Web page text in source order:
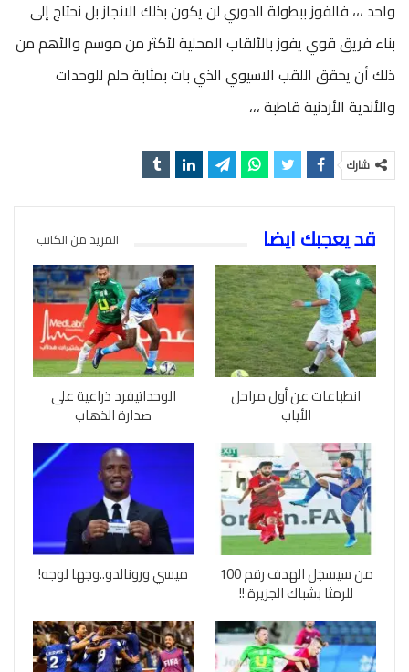
واحد ،،، فالفوز ببطولة الدوري لن يكون بذلك الانجاز بل نحتاج إلى
بناء فريق قوي يفوز بالألقاب المحلية لأكثر من موسم والأهم من
ذلك أن يحقق اللقب الاسيوي الذي بات بمثابة حلم للوحدات
والأندية الأردنية قاطبة ،،،
شارك
قد يعجبك ايضا المزيد من الكاتب
انطباعات عن أول مراحل
الأياب
الوحداتيفرد ذراعية على
صدارة الذهاب
من سيسجل الهدف رقم 100
للرمثا بشباك الجزيرة !!
ميسي ورونالدو..وجها لوجه!